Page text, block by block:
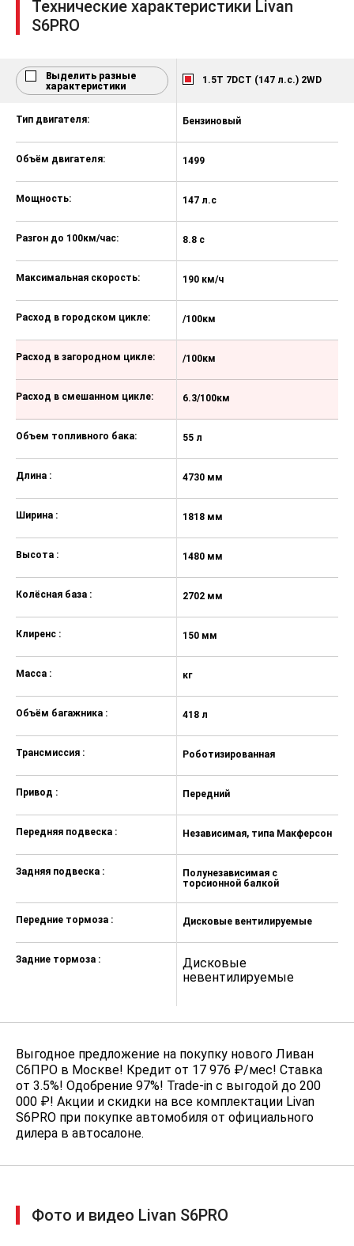
Подголовники заднего ряда
(габариты, ближний и дальний
свет)
LED-дневные ходовые огни
Функция автоматического
Передние фары с функцией
передних фар
Задний противотуманный фонарь
Дополнительный стоп-сигнал
Антиблокировочная тормозная
Электронная система
распределения тормозных усилий
(EBD)
Система помощи при экстренном
торможении (НBA)
Система мониторинга слепых зон
Электронная система курсовой
Система помощи при подъеме в
Трехточечные ремни
регулировкой по высоте
безопасности переднего
пассажира с регулировкой по
Подушки безопасности водителя и
Боковые передние подушки
Индикатор непристегнутого ремня
безопасности водителя и
Трехточечные ремни
безопасности для задних
пассажиров
Датчик присутствия пассажиров
переднего и заднего ряда
Сигнал смены полосы движения
скорости
Система оповещения при
экстренном торможении
Система контроля давления в
шинах (TPMS)
Система отключения подачи
Автоматическое запирание
дверей при движении
Технические характеристики Livan
S6PRO
Выделить разные
характеристики
1.5T 7DCT (147 л.с.) 2WD
Тип двигателя:
Объём двигателя:
Мощность:
Разгон до 100км/час:
Максимальная скорость:
Расход в городском цикле:
Расход в загородном цикле:
Расход в смешанном цикле:
Объем топливного бака:
Длина :
Ширина :
Высота :
Колёсная база :
Клиренс :
Масса :
Объём багажника :
Трансмиссия :
Привод :
Передняя подвеска :
Задняя подвеска :
Передние тормоза :
Задние тормоза :
Бензиновый
1499
147 л.с
8.8 с
190 км/ч
/100км
/100км
6.3/100км
55 л
4730 мм
1818 мм
1480 мм
2702 мм
150 мм
кг
418 л
Роботизированная
Передний
Независимая, типа Макферсон
Полунезависимая с
торсионной балкой
Дисковые вентилируемые
Дисковые
невентилируемые
Выгодное предложение на покупку нового Ливан
С6ПРО в Москве! Кредит от 17 976 ₽/мес! Ставка
от 3.5%! Одобрение 97%! Trade-in с выгодой до 200
000 ₽! Акции и скидки на все комплектации Livan
S6PRO при покупке автомобиля от официального
дилера в автосалоне.
Фото и видео Livan S6PRO